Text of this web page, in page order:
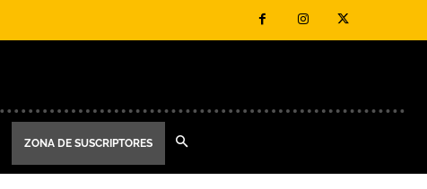
ZONA DE SUSCRIPTORES